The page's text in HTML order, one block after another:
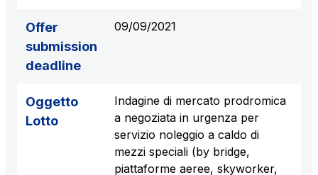
Offer
submission
deadline
09/09/2021
Oggetto
Lotto
Indagine di mercato prodromica
a negoziata in urgenza per
servizio noleggio a caldo di
mezzi speciali (by bridge,
piattaforme aeree, skyworker,